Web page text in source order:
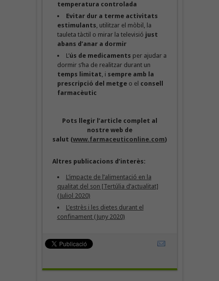
temperatura controlada
Evitar dur a terme activitats
estimulants, utilitzar el mòbil, la
tauleta tàctil o mirar la televisió just
abans d’anar a dormir
L’ús de medicaments per ajudar a
dormir s’ha de realitzar durant un
temps limitat, i sempre amb la
prescripció del metgeo el consell
farmacèutic
Pots llegir l’article complet al
nostre web de
salut (www.farmaceuticonline.com)
Altres publicacions d’interès:
L’impacte de l’alimentació en la
qualitat del son [Tertúlia d’actualitat]
(Juliol 2020)
L’estrès i les dietes durant el
confinament (Juny 2020)